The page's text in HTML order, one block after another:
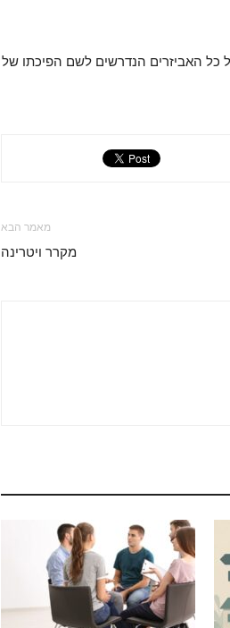
כל האביזרים הנדרשים לשם הפיכתו של
מאמר הבא
מקרר ויטרינה